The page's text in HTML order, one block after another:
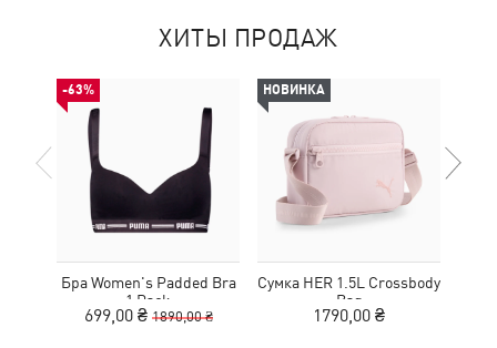
ХИТЫ ПРОДАЖ
-63%
Бра Women's Padded Bra
1 Pack
699,00 ₴ 1890,00 ₴
НОВИНКА
Сумка HER 1.5L Crossbody
Bag
1790,00 ₴